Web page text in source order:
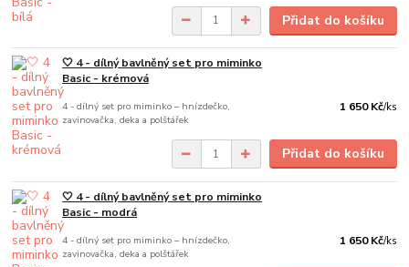
Přidat do košíku
🤍 4 - dílný bavlněný set pro miminko
Basic - krémová
4 - dílný set pro miminko – hnízdečko,
zavinovačka, deka a polštářek
1 650 Kč/ks
Přidat do košíku
🤍 4 - dílný bavlněný set pro miminko
Basic - modrá
4 - dílný set pro miminko – hnízdečko,
zavinovačka, deka a polštářek
1 650 Kč/ks